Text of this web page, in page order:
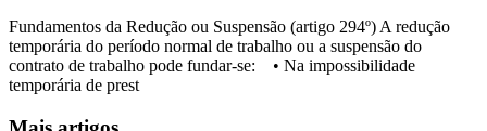
Fundamentos da Redução ou Suspensão (artigo 294º) A redução
temporária do período normal de trabalho ou a suspensão do
contrato de trabalho pode fundar-se: • Na impossibilidade
temporária de prest